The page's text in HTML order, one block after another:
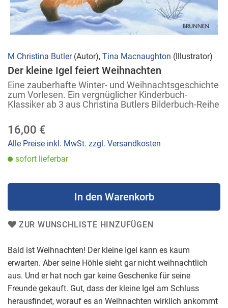
M Christina Butler(Autor), Tina Macnaughton (Illustrator)
Der kleine Igel feiert Weihnachten
Eine zauberhafte Winter- und Weihnachtsgeschichte
zum Vorlesen. Ein vergnüglicher Kinderbuch-
Klassiker ab 3 aus Christina Butlers Bilderbuch-Reihe
16,00 €
Alle Preise inkl. MwSt. zzgl. Versandkosten
sofort lieferbar
In den Warenkorb
ZUR WUNSCHLISTE HINZUFÜGEN
Bald ist Weihnachten! Der kleine Igel kann es kaum
erwarten. Aber seine Höhle sieht gar nicht weihnachtlich
aus. Und er hat noch gar keine Geschenke für seine
Freunde gekauft. Gut, dass der kleine Igel am Schluss
herausfindet, worauf es an Weihnachten wirklich ankommt